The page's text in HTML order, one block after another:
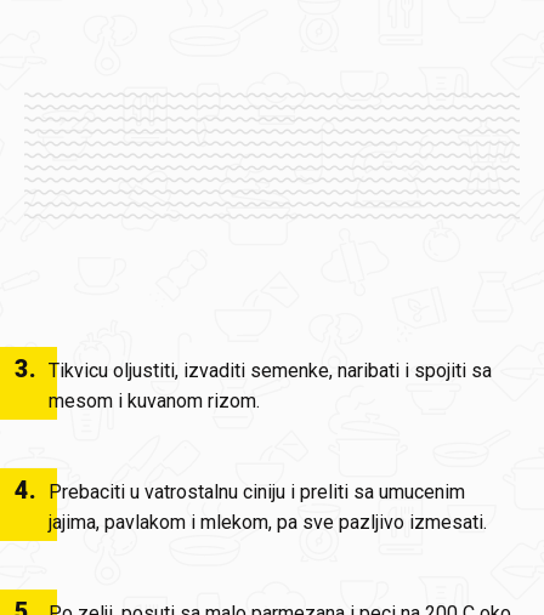
3. Tikvicu oljustiti, izvaditi semenke, naribati i spojiti sa
mesom i kuvanom rizom.
4.
Prebaciti u vatrostalnu ciniju i preliti sa umucenim
jajima, pavlakom i mlekom, pa sve pazljivo izmesati.